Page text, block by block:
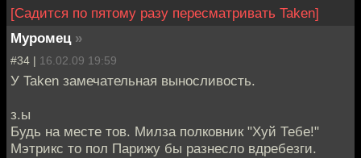
[Садится по пятому разу пересматривать Taken]
Муромец »
#34 | 16.02.09 19:59
У Taken замечательная выносливость.
з.ы
Будь на месте тов. Милза полковник "Хуй Тебе!"
Мэтрикс то пол Парижу бы разнесло вдребезги.